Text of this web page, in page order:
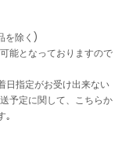
を除く)
能となっておりますので
日指定がお受け出来ない
予定に関して、こちらか
｡